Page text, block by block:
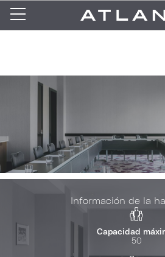
Información de la
Capacidad
50